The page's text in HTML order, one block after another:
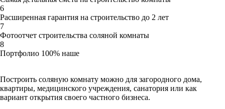
6
Расширенная гарантия на строительство до 2 лет
7
Фотоотчет строительства соляной комнаты
8
Портфолио 100% наше
Построить соляную комнату можно для загородного дома,
квартиры, медицинского учреждения, санатория или как
вариант открытия своего частного бизнеса.